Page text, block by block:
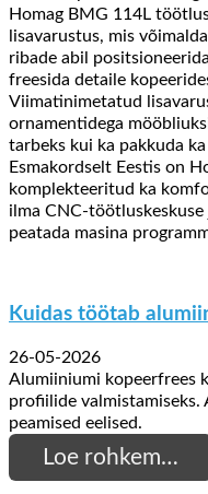
Homag BMG 114L
lisavarustus, mis
ribade abil
freesida detaile
Viimatinimetatud
ornamentidega
tarbeks kui ka pakkuda
Esmakordselt Eestis on
komplekteeritud ka
ilma CNC-
peatada masina
Kuidas töötab
26-05-2026
Alumiiniumi kopeerfrees
profiilide valmistamiseks.
peamised eelised.
Loe rohkem…